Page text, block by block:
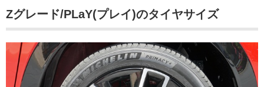
Zグレード/PLaY(プレイ)のタイヤサイズ